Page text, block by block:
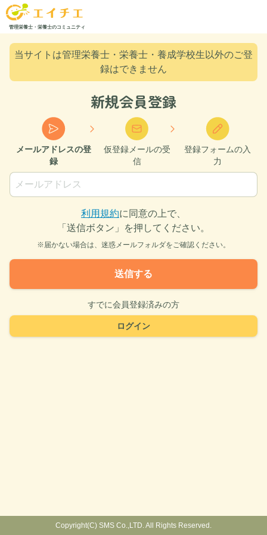
管理栄養士・栄養士のコミュニティ
当サイトは管理栄養士・栄養士・養成学校生以外のご登
録はできません
新規会員登録
メールアドレスの登
録
仮登録メールの受
信
登録フォームの入
力
利用規約に同意の上で、
「送信ボタン」を押してください。
※届かない場合は、迷惑メールフォルダをご確認ください。
送信する
すでに会員登録済みの方
ログイン
Copyright(C) SMS Co.,LTD. All Rights Reserved.